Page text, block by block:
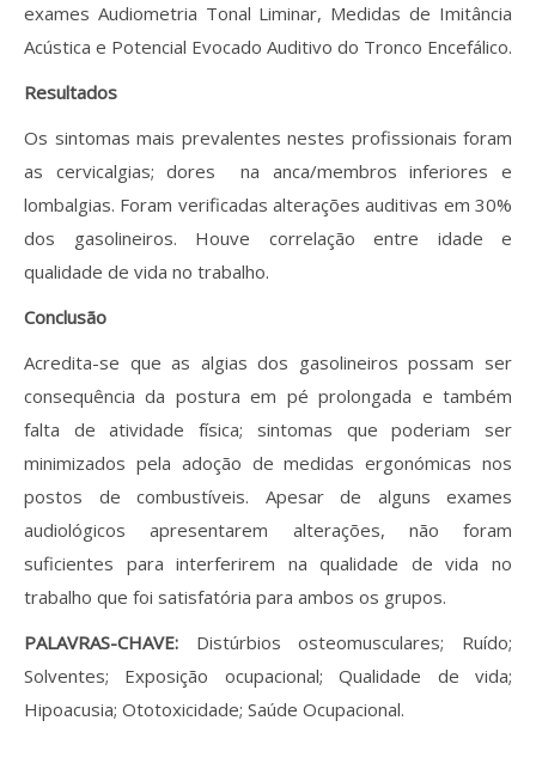
exames Audiometria Tonal Liminar, Medidas de Imitância
Acústica e Potencial Evocado Auditivo do Tronco Encefálico.
Resultados
Os sintomas mais prevalentes nestes profissionais foram
as cervicalgias; dores na anca/membros inferiores e
lombalgias. Foram verificadas alterações auditivas em 30%
dos gasolineiros. Houve correlação entre idade e
qualidade de vida no trabalho.
Conclusão
Acredita-se que as algias dos gasolineiros possam ser
consequência da postura em pé prolongada e também
falta de atividade física; sintomas que poderiam ser
minimizados pela adoção de medidas ergonómicas nos
postos de combustíveis. Apesar de alguns exames
audiológicos apresentarem alterações, não foram
suficientes para interferirem na qualidade de vida no
trabalho que foi satisfatória para ambos os grupos.
PALAVRAS-CHAVE: Distúrbios osteomusculares; Ruído;
Solventes; Exposição ocupacional; Qualidade de vida;
Hipoacusia; Ototoxicidade; Saúde Ocupacional.